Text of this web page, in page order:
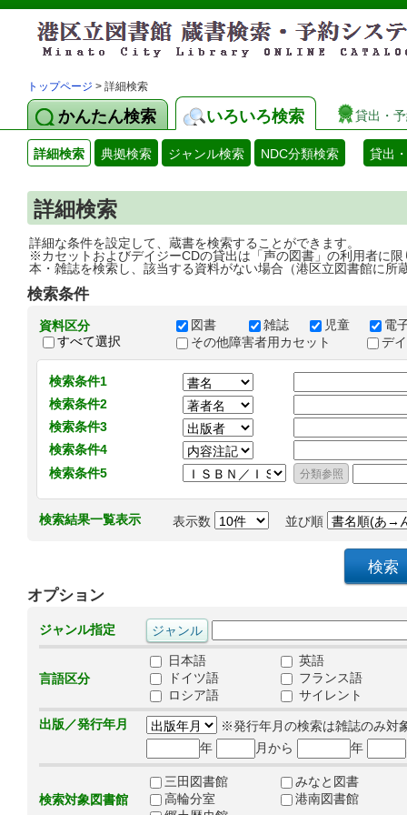
トップページ > 詳細検索
かんたん検索 いろいろ検索 貸出・
詳細検索 典拠検索 ジャンル検索 NDC分類検索 貸出
詳細検索
詳細な条件を設定して、蔵書を検索することができます。
※カセットおよびデイジーCDの貸出は「声の図書」の利用者に限
本・雑誌を検索し、該当する資料がない場合（港区立図書館に所
検索条件
資料区分
すべて選択
図書 雑誌 児童
電
その他障害者用カセット
デ
検索条件1
検索条件2
検索条件3
検索条件4
検索条件5
検索結果一覧表示 表示数 並び順
オプション
ジャンル指定
言語区分
日本語
英語
ドイツ語
フランス語
ロシア語
サイレント
出版／発行年月
※発行年月の検索は雑誌のみ対
年
月から 年
検索対象図書館
三田図書館
みなと図書
高輪分室
港南図書館